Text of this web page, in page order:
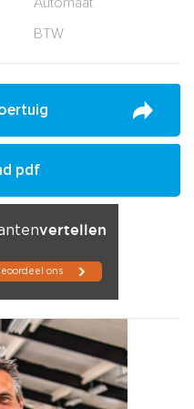
BTW
pdf